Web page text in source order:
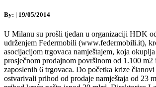
By: | 19/05/2014
U Milanu su prošli tjedan u organizaciji HDK
udrženjem Federmobili (www.federmobili.it),
asocijacijom trgovaca namještajem, koja
prosječnom prodajnom površinom od 1.100 m2
zaposlenih 6 trgovaca. Do početka krize
ostvarivali prihod od prodaje namještaja od 23